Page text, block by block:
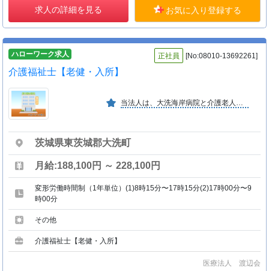
求人の詳細を見る お気に入り登録する
ハローワーク求人 正社員 [No:08010-13692261]
介護福祉士【老健・入所】
当法人は、大洗海岸病院と介護老人保健施設おおあらいを運営しております。「医は仁術」をモットーに、地域住民の皆様へより良い医療・福祉サービスを提供しています。
茨城県東茨城郡大洗町
月給:188,100円 ～ 228,100円
変形労働時間制（1年単位）(1)8時15分〜17時15分(2)17時00分〜9
時00分
その他
介護福祉士【老健・入所】
医療法人 渡辺会